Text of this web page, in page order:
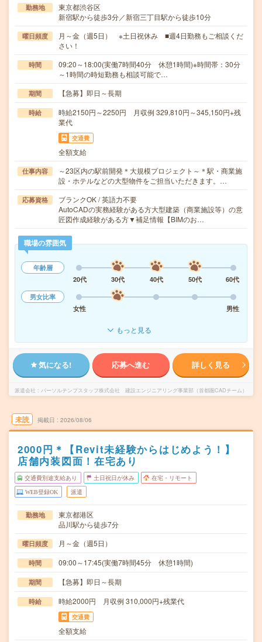
勤務地
東京都渋谷区
新宿駅から徒歩3分／新宿三丁目駅から徒歩10分
曜日頻度
月～金（週5日） ※土日祝休み ■週4日勤務もご相談くだ
さい！
時間
09:20～18:00(実働7時間40分 休憩1時間)※時間帯：30分
～1時間の時短勤務も相談可能で…
期間 【急募】即日～長期
時給
時給2150円～2250円 月収例 329,810円～345,150円+残
業代
交通費
全額支給
仕事内容
～23区内の駅前開発＊大規模プロジェクト～＊駅・商業施
設・ホテルなどの大型物件をご担当いただきます。…
応募資格
ブランクOK / 英語力不要
AutoCADの実務経験がある方大型建築（商業施設等）の意
匠図作成経験がある方▼補足情報【BIMのお…
職場の雰囲気
年齢層
20代
30代 40代 50代
60代
男女比率
女性
男性
もっと見る
気になる! 応募へ進む 詳しく見る
派遣会社 パーソルテンプスタッフ株式会社 建設エンジニアリング事業部（首都圏CADチーム）
未読 掲載日 2026/08/06
2000円＊【Revit未経験からはじめよう！】
店舗内装図面！在宅あり
交通費別途支給あり 土日祝日が休み 在宅・リモート
WEB登録OK 派遣
勤務地
東京都港区
品川駅から徒歩7分
曜日頻度 月～金（週5日）
時間 09:00～17:45(実働7時間45分 休憩1時間)
期間 【急募】即日～長期
時給 時給2000円 月収例 310,000円+残業代
交通費
全額支給